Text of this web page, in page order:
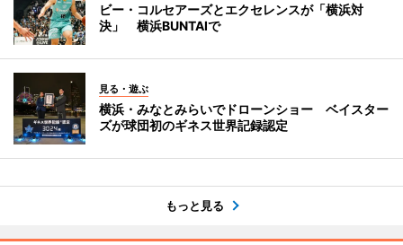
ビー・コルセアーズとエクセレンスが「横浜対
決」 横浜BUNTAIで
見る・遊ぶ
横浜・みなとみらいでドローンショー ベイスター
ズが球団初のギネス世界記録認定
もっと見る